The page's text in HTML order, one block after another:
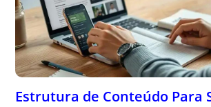
Estrutura de Conteúdo Para